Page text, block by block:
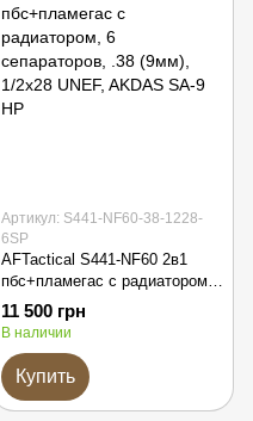
Артикул: S441-NF60-38-1228-
6SP
AFTactical S441-NF60 2в1
пбс+пламегас с радиатором,
6 сепараторов, .38 (9мм),
1/2x28 UNEF, AKDAS SA-9 HP
11 500 грн
В наличии
Купить